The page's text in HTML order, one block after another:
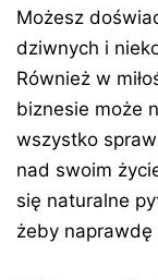
Możesz
dziwnych i
Również w
biznesie może
wszystko
nad swoim
się naturalne
żeby naprawdę